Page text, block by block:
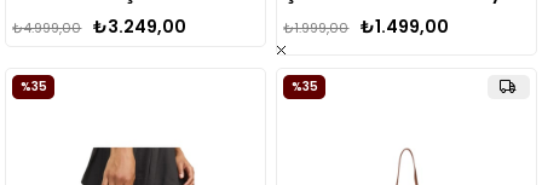
₺3.249,00
₺4.999,00
₺1.499,00
₺1.999,00
%35 %35